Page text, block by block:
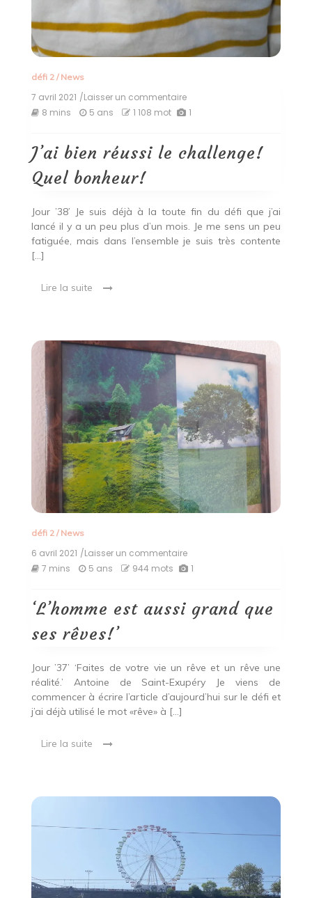
défi 2/ News
7 avril 2021 /Laisser un commentaireon
J’ai
le
challenge!
8 mins 5 ans 1 108 mot 1
J’ai bien réussi le challenge!
Quel bonheur!
Jour ’38’ Je suis déjà à la toute fin du défi que j’ai
lancé il y a un peu plus d’un mois. Je me sens un peu
fatiguée, mais dans l’ensemble je suis très contente
[…]
Lire la suite
défi 2/ News
6 avril 2021 /Laisser un commentaireon
‘L’homme
que
7 mins 5 ans 944 mots 1
‘L’homme est aussi grand que
ses rêves!’
Jour ’37’ ‘Faites de votre vie un rêve et un rêve une
réalité.’ Antoine de Saint-Exupéry Je viens de
commencer à écrire l’article d’aujourd’hui sur le défi et
j’ai déjà utilisé le mot «rêve» à […]
Lire la suite